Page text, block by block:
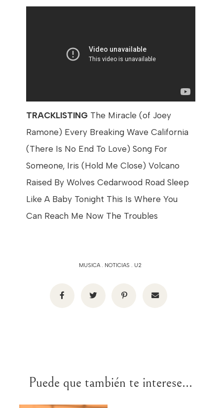
TRACKLISTING The Miracle (of Joey
Ramone) Every Breaking Wave California
(There Is No End To Love) Song For
Someone, Iris (Hold Me Close) Volcano
Raised By Wolves Cedarwood Road Sleep
Like A Baby Tonight This Is Where You
Can Reach Me Now The Troubles
MUSICA NOTICIAS U2
Puede que también te interese...